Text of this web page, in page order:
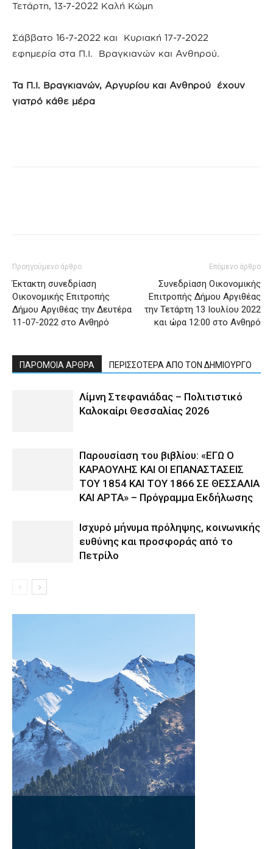
Τετάρτη, 13-7-2022 Καλή Κώμη
Σάββατο 16-7-2022 και Κυριακή 17-7-2022
εφημερία στα Π.Ι. Βραγκιανών και Ανθηρού.
Τα Π.Ι. Βραγκιανών, Αργυρίου και Ανθηρού έχουν
γιατρό κάθε μέρα
Προηγούμενο άρθρο
Έκτακτη συνεδρίαση
Οικονομικής Επιτροπής
Δήμου Αργιθέας την Δευτέρα
11-07-2022 στο Ανθηρό
Επόμενο άρθρο
Συνεδρίαση Οικονομικής
Επιτροπής Δήμου Αργιθέας
την Τετάρτη 13 Ιουλίου 2022
και ώρα 12:00 στο Ανθηρό
ΠΑΡΟΜΟΙΑ ΑΡΘΡΑ ΠΕΡΙΣΣΟΤΕΡΑ ΑΠΟ ΤΟΝ ΔΗΜΙΟΥΡΓΟ
Λίμνη Στεφανιάδας – Πολιτιστικό
Καλοκαίρι Θεσσαλίας 2026
Παρουσίαση του βιβλίου: «ΕΓΩ Ο
ΚΑΡΑΟΥΛΗΣ ΚΑΙ ΟΙ ΕΠΑΝΑΣΤΑΣΕΙΣ
ΤΟΥ 1854 ΚΑΙ ΤΟΥ 1866 ΣΕ ΘΕΣΣΑΛΙΑ
ΚΑΙ ΑΡΤΑ» – Πρόγραμμα Εκδήλωσης
Ισχυρό μήνυμα πρόληψης, κοινωνικής
ευθύνης και προσφοράς από το
Πετρίλο